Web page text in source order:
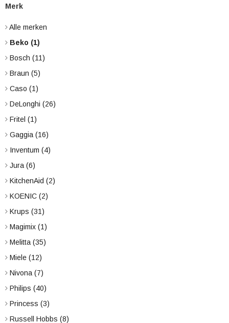
Merk
Alle merken
Beko (1)
Bosch (11)
Braun (5)
Caso (1)
DeLonghi (26)
Fritel (1)
Gaggia (16)
Inventum (4)
Jura (6)
KitchenAid (2)
KOENIC (2)
Krups (31)
Magimix (1)
Melitta (35)
Miele (12)
Nivona (7)
Philips (40)
Princess (3)
Russell Hobbs (8)